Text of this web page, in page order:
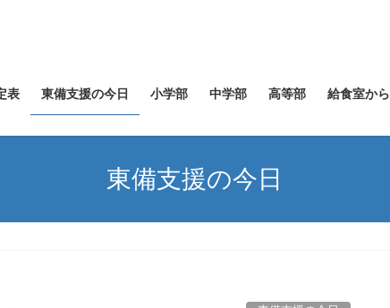
表 東備支援の今日 小学部 中学部 高等部 給食室から
東備支援の今日